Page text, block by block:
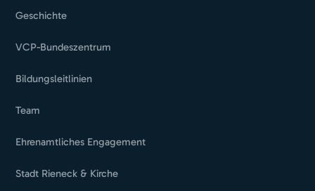
Geschichte
VCP-Bundeszentrum
Bildungsleitlinien
Team
Ehrenamtliches Engagement
Stadt Rieneck & Kirche